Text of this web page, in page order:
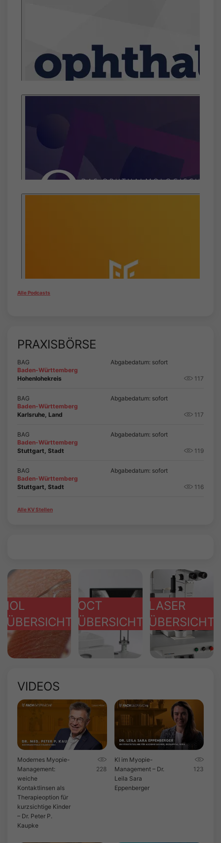
Alle Podcasts
PRAXISBÖRSE
BAG
Abgabedatum: sofort
Baden-Württemberg
Hohenlohekreis
117
BAG
Abgabedatum: sofort
Baden-Württemberg
Karlsruhe, Land
117
BAG
Abgabedatum: sofort
Baden-Württemberg
Stuttgart, Stadt
119
BAG
Abgabedatum: sofort
Baden-Württemberg
Stuttgart, Stadt
116
Alle KV Stellen
IOL
ÜBERSICHT
OCT
ÜBERSICHT
LASER
ÜBERSICHT
VIDEOS
Modernes Myopie-
Management:
weiche
Kontaktlinsen als
Therapieoption für
kurzsichtige Kinder
– Dr. Peter P.
Kaupke
228
KI im Myopie-
Management – Dr.
Leila Sara
Eppenberger
123